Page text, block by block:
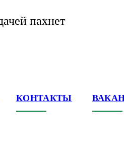
пахнет
КОНТАКТЫ